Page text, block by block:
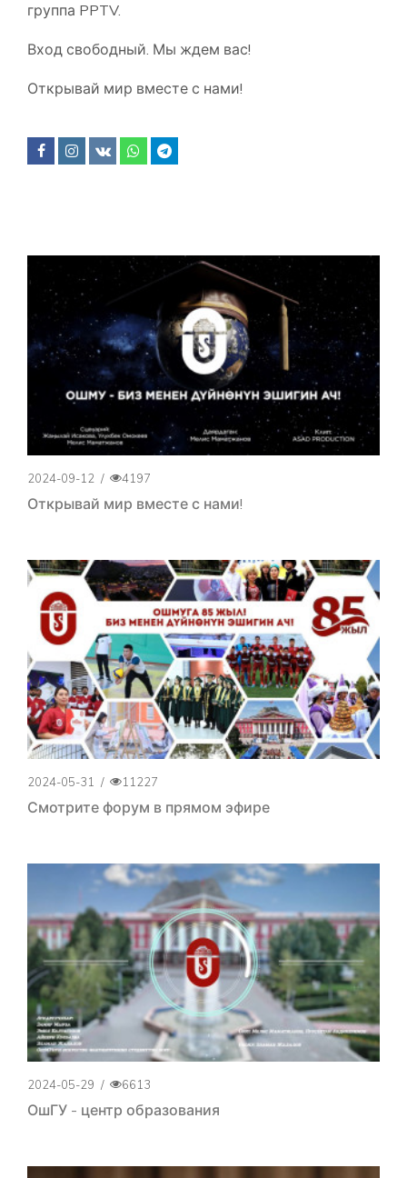
группа PPTV.
Вход свободный. Мы ждем вас!
Открывай мир вместе с нами!
2024-09-12 / 4197
Открывай мир вместе с нами!
2024-05-31 / 11227
Смотрите форум в прямом эфире
2024-05-29 / 6613
ОшГУ - центр образования